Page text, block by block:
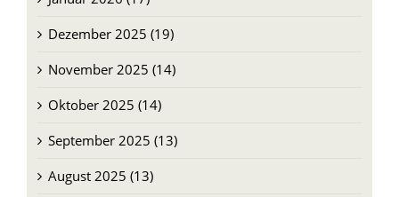
Dezember 2025 (19)
November 2025 (14)
Oktober 2025 (14)
September 2025 (13)
August 2025 (13)